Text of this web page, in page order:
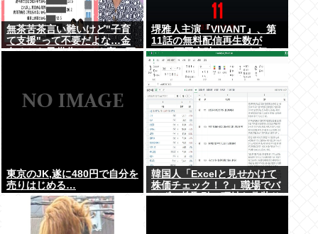
無茶苦茶言い難いけど"子育
て支援"って不要だよな…金
有るから子供作ってる癖に更
堺雅人主演『VIVANT』、第
11話の無料配信再生数が
1000万回突破！ TVerお気に
入り登録者数は300万超えで
TBS連ドラ歴代トップ
東京のJK,遂に480円で自分を
売りはじめる…
韓国人「Excelと見せかけて
株価チェック！？」職場でバ
レずに株取引、巧妙な偽装サ